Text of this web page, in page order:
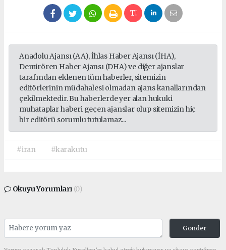
Anadolu Ajansı (AA), İhlas Haber Ajansı (İHA),
Demirören Haber Ajansı (DHA) ve diğer ajanslar
tarafından eklenen tüm haberler, sitemizin
editörlerinin müdahalesi olmadan ajans kanallarından
çekilmektedir. Bu haberlerde yer alan hukuki
muhataplar haberi geçen ajanslar olup sitemizin hiç
bir editörü sorumlu tutulamaz...
#iran #karakutu
Okuyu Yorumları (0)
Gonder